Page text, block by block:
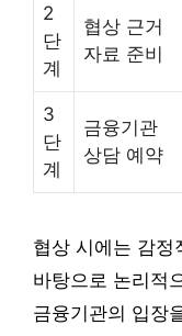
2
단
계
협상 근거
자료 준비
3
단
계
금융기관
상담 예약
협상 시에는 감정
바탕으로 논리적
금융기관의 입장